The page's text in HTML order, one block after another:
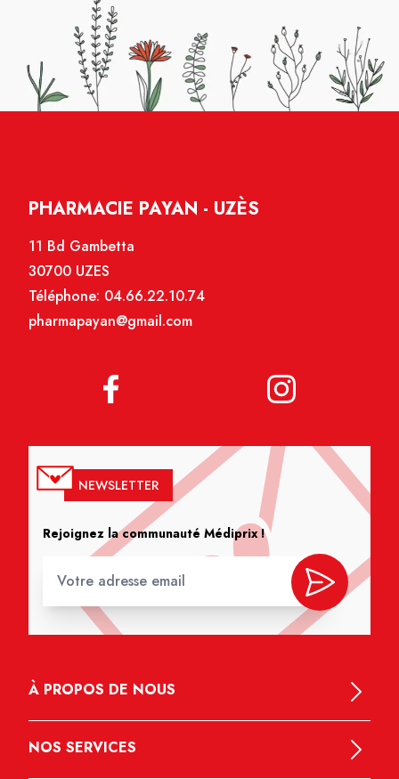
PHARMACIE PAYAN - UZÈS
11 Bd Gambetta
30700 UZES
Téléphone: 04.66.22.10.74
pharmapayan@gmail.com
NEWSLETTER
Rejoignez la communauté Médiprix !
À PROPOS DE NOUS
NOS SERVICES